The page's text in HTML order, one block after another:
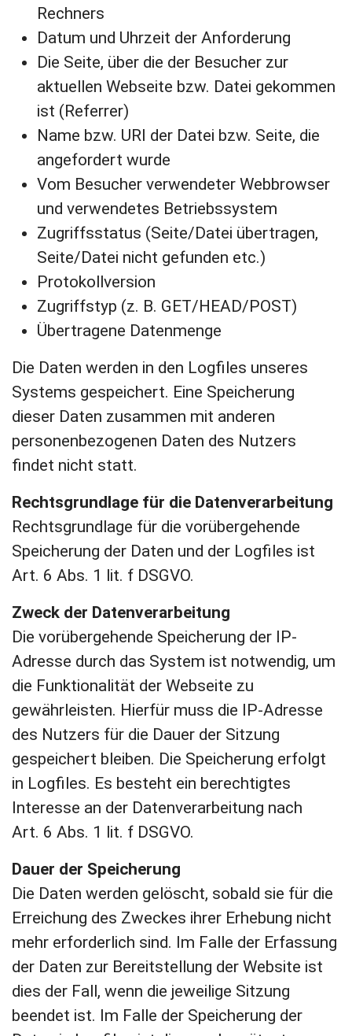
Rechners
Datum und Uhrzeit der Anforderung
Die Seite, über die der Besucher zur
aktuellen Webseite bzw. Datei gekommen
ist (Referrer)
Name bzw. URI der Datei bzw. Seite, die
angefordert wurde
Vom Besucher verwendeter Webbrowser
und verwendetes Betriebssystem
Zugriffsstatus (Seite/Datei übertragen,
Seite/Datei nicht gefunden etc.)
Protokollversion
Zugriffstyp (z. B. GET/HEAD/POST)
Übertragene Datenmenge
Die Daten werden in den Logfiles unseres
Systems gespeichert. Eine Speicherung
dieser Daten zusammen mit anderen
personenbezogenen Daten des Nutzers
findet nicht statt.
Rechtsgrundlage für die Datenverarbeitung
Rechtsgrundlage für die vorübergehende
Speicherung der Daten und der Logfiles ist
Art. 6 Abs. 1 lit. f DSGVO.
Zweck der Datenverarbeitung
Die vorübergehende Speicherung der IP-
Adresse durch das System ist notwendig, um
die Funktionalität der Webseite zu
gewährleisten. Hierfür muss die IP-Adresse
des Nutzers für die Dauer der Sitzung
gespeichert bleiben. Die Speicherung erfolgt
in Logfiles. Es besteht ein berechtigtes
Interesse an der Datenverarbeitung nach
Art. 6 Abs. 1 lit. f DSGVO.
Dauer der Speicherung
Die Daten werden gelöscht, sobald sie für die
Erreichung des Zweckes ihrer Erhebung nicht
mehr erforderlich sind. Im Falle der Erfassung
der Daten zur Bereitstellung der Website ist
dies der Fall, wenn die jeweilige Sitzung
beendet ist. Im Falle der Speicherung der